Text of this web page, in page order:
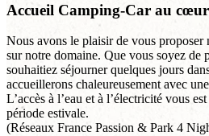
Accueil Camping-Car au
Nous avons le plaisir de vous proposer
sur notre domaine. Que vous soyez de
souhaitiez séjourner quelques jours
accueillerons chaleureusement avec
L’accès à l’eau et à l’électricité vous
période estivale.
(Réseaux France Passion & Park 4